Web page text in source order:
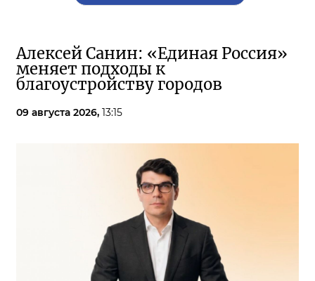
Алексей Санин: «Единая Россия»
меняет подходы к
благоустройству городов
09 августа 2026, 13:15